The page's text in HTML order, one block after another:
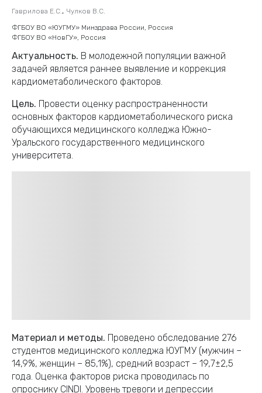
ФГБОУ ВО «ЮУГМУ» Минздрава России, Россия
ФГБОУ ВО «НовГУ», Россия
Актуальность. В молодежной популяции важной
задачей является раннее выявление и коррекция
кардиометаболического факторов.
Цель. Провести оценку распространенности
основных факторов кардиометаболического риска
обучающихся медицинского колледжа Южно-
Уральского государственного медицинского
университета.
Материал и методы. Проведено обследование 276
студентов медицинского колледжа ЮУГМУ (мужчин –
14,9%, женщин – 85,1%), средний возраст – 19,7±2,5
года. Оценка факторов риска проводилась по
опроснику CINDI. Уровень тревоги и депрессии
Гаврилова Е.С., Чулков В.С.